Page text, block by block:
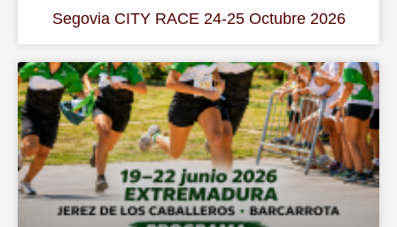
Segovia CITY RACE 24-25 Octubre 2026